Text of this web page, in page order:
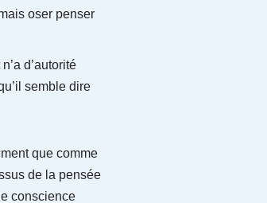
oser penser
d’autorité
semble dire
que comme
de la pensée
conscience